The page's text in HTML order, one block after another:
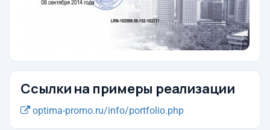
Ссылки на примеры реализации
optima-promo.ru/info/portfolio.php